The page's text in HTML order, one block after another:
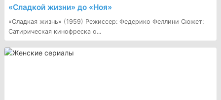
«Сладкой жизни» до «Ноя»
«Сладкая жизнь» (1959) Режиссер: Федерико Феллини Сюжет:
Сатирическая кинофреска о...